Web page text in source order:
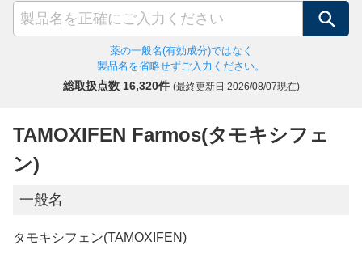
検索
薬の一般名(有効成分)ではなく
製品名を省略せずご入力ください。
総取扱点数 16,320件 (最終更新日 2026/08/07現在)
TAMOXIFEN Farmos(タモキシフェ
ン)
一般名
タモキシフェン(TAMOXIFEN)